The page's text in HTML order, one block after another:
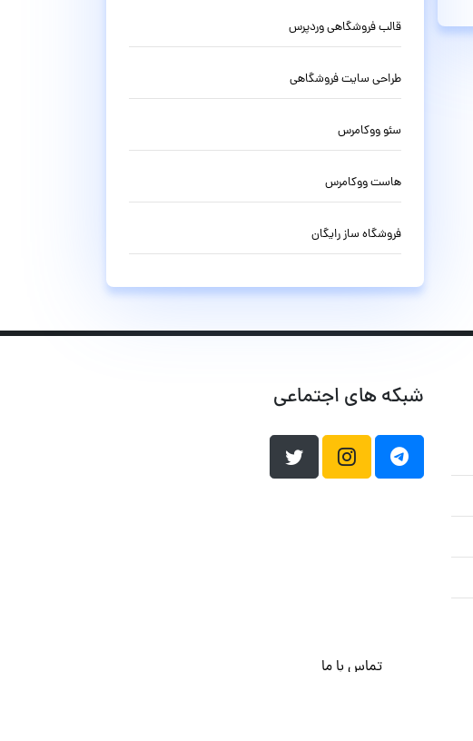
قالب فروشگاهی وردپرس
طراحی سایت فروشگاهی
سئو ووکامرس
هاست ووکامرس
فروشگاه ساز رایگان
شبکه های اجتماعی
تماس با ما